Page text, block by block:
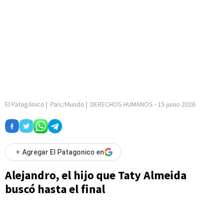
El Patagónico | País/Mundo | DERECHOS HUMANOS - 15 junio 2026
+ Agregar El Patagonico en
Alejandro, el hijo que Taty Almeida
buscó hasta el final